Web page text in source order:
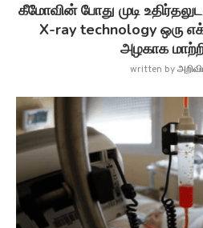
கீமோவின் போது முடி
X-ray technology ஒரு
அழகாக
written by